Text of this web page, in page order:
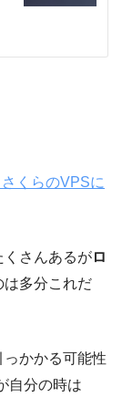
くらのVPSに
くさんあるがロ
は多分これだ
かかる可能性
自分の時は